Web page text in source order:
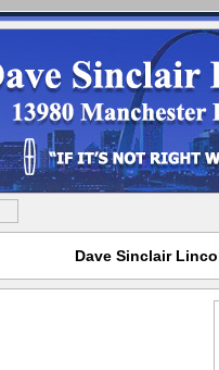
Dave Sinclair